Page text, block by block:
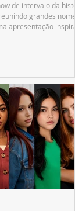
de intervalo da
grandes nomes
apresentação